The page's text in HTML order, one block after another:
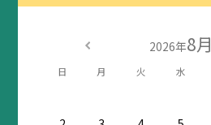
2026年8月
日 月 火 水